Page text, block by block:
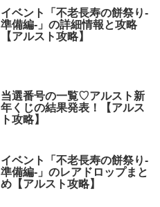
イベント「不老長寿の餅祭り-
準備編-」の詳細情報と攻略
【アルスト攻略】
当選番号の一覧♡アルスト新
年くじの結果発表！【アルス
ト攻略】
イベント「不老長寿の餅祭り-
準備編-」のレアドロップまと
め【アルスト攻略】